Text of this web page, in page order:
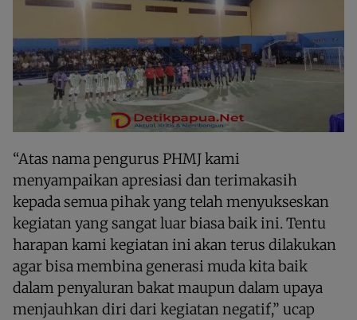
“Atas nama pengurus PHMJ kami
menyampaikan apresiasi dan terimakasih
kepada semua pihak yang telah menyukseskan
kegiatan yang sangat luar biasa baik ini. Tentu
harapan kami kegiatan ini akan terus dilakukan
agar bisa membina generasi muda kita baik
dalam penyaluran bakat maupun dalam upaya
menjauhkan diri dari kegiatan negatif,” ucap